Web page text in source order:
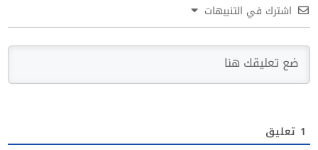
اشترك في التنبيهات
1 تعليق